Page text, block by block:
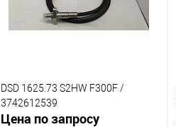
DSD 1625.73 S2HW F300F /
3742612539
Цена по запросу